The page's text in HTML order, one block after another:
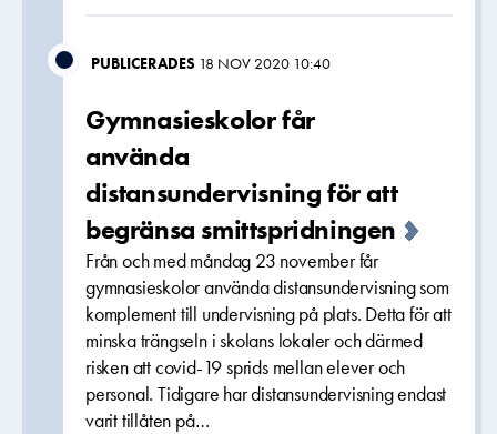
PUBLICERADES 18 NOV 2020 10:40
Gymnasieskolor får
använda
distansundervisning för att
begränsa smittspridningen
Från och med måndag 23 november får
gymnasieskolor använda distansundervisning som
komplement till undervisning på plats. Detta för att
minska trängseln i skolans lokaler och därmed
risken att covid-19 sprids mellan elever och
personal. Tidigare har distansundervisning endast
varit tillåten på…